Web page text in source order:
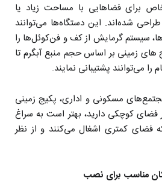
برای فضاهایی با مساحت زیاد یا
طراحی شده‌اند. این دستگاه‌ها می‌توانند
سیستم گرمایش از کف و فن‌کوئل‌ها را
زمینی بر اساس حجم منبع آبگرم تا
می‌توانند پشتیبانی نمایند.
مسکونی و اداری، پکیج زمینی
کوچکی دارید، بهتر است به سراغ
فضای کمتری اشغال می‌کنند و از نظر